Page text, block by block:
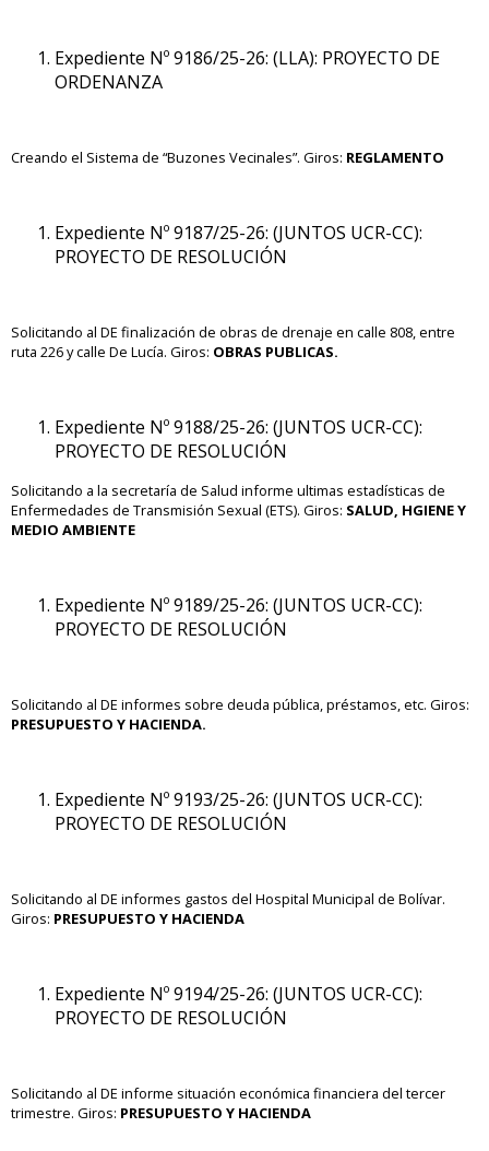
Expediente Nº 9186/25-26: (LLA): PROYECTO DE
ORDENANZA
Creando el Sistema de “Buzones Vecinales”. Giros: REGLAMENTO
Expediente Nº 9187/25-26: (JUNTOS UCR-CC):
PROYECTO DE RESOLUCIÓN
Solicitando al DE finalización de obras de drenaje en calle 808, entre
ruta 226 y calle De Lucía. Giros: OBRAS PUBLICAS.
Expediente Nº 9188/25-26: (JUNTOS UCR-CC):
PROYECTO DE RESOLUCIÓN
Solicitando a la secretaría de Salud informe ultimas estadísticas de
Enfermedades de Transmisión Sexual (ETS). Giros: SALUD, HGIENE Y
MEDIO AMBIENTE
Expediente Nº 9189/25-26: (JUNTOS UCR-CC):
PROYECTO DE RESOLUCIÓN
Solicitando al DE informes sobre deuda pública, préstamos, etc. Giros:
PRESUPUESTO Y HACIENDA.
Expediente Nº 9193/25-26: (JUNTOS UCR-CC):
PROYECTO DE RESOLUCIÓN
Solicitando al DE informes gastos del Hospital Municipal de Bolívar.
Giros: PRESUPUESTO Y HACIENDA
Expediente Nº 9194/25-26: (JUNTOS UCR-CC):
PROYECTO DE RESOLUCIÓN
Solicitando al DE informe situación económica financiera del tercer
trimestre. Giros: PRESUPUESTO Y HACIENDA